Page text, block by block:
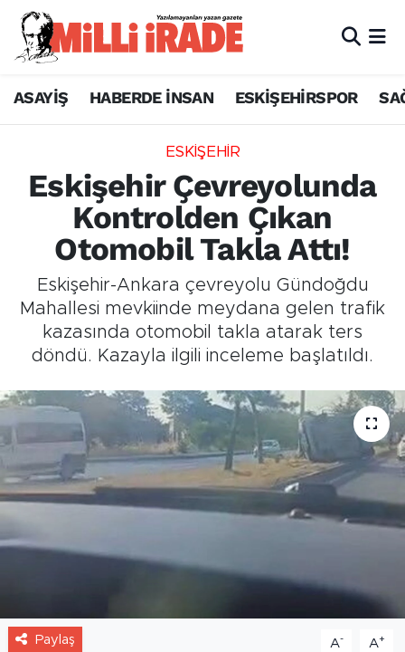
ASAYİŞ HABERDE İNSAN ESKİŞEHİRSPOR
ESKİŞEHİR
Eskişehir Çevreyolunda
Kontrolden Çıkan
Otomobil Takla Attı!
Eskişehir-Ankara çevreyolu Gündoğdu
Mahallesi mevkiinde meydana gelen trafik
kazasında otomobil takla atarak ters
döndü. Kazayla ilgili inceleme başlatıldı.
Paylaş A- A+